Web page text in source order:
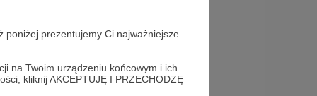
poniżej prezentujemy Ci najważniejsze
na Twoim urządzeniu końcowym i ich
kliknij AKCEPTUJĘ I PRZECHODZĘ